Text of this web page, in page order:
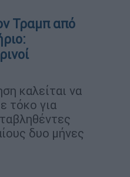
Τραμπ από
καλείται να
τόκο για
δυο μήνες